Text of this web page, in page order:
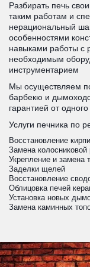
Разбирать печь
таким работам и
нерациональный
особенностями
навыками работы с
необходимым
инструментарием
Мы осуществляем
барбекю и
гарантией от одного
Услуги печника по
Восстановление
Замена колосниковой
Укрепление и замена
Заделки щелей
Восстановление
Облицовка печей
Установка новых
Замена каминных